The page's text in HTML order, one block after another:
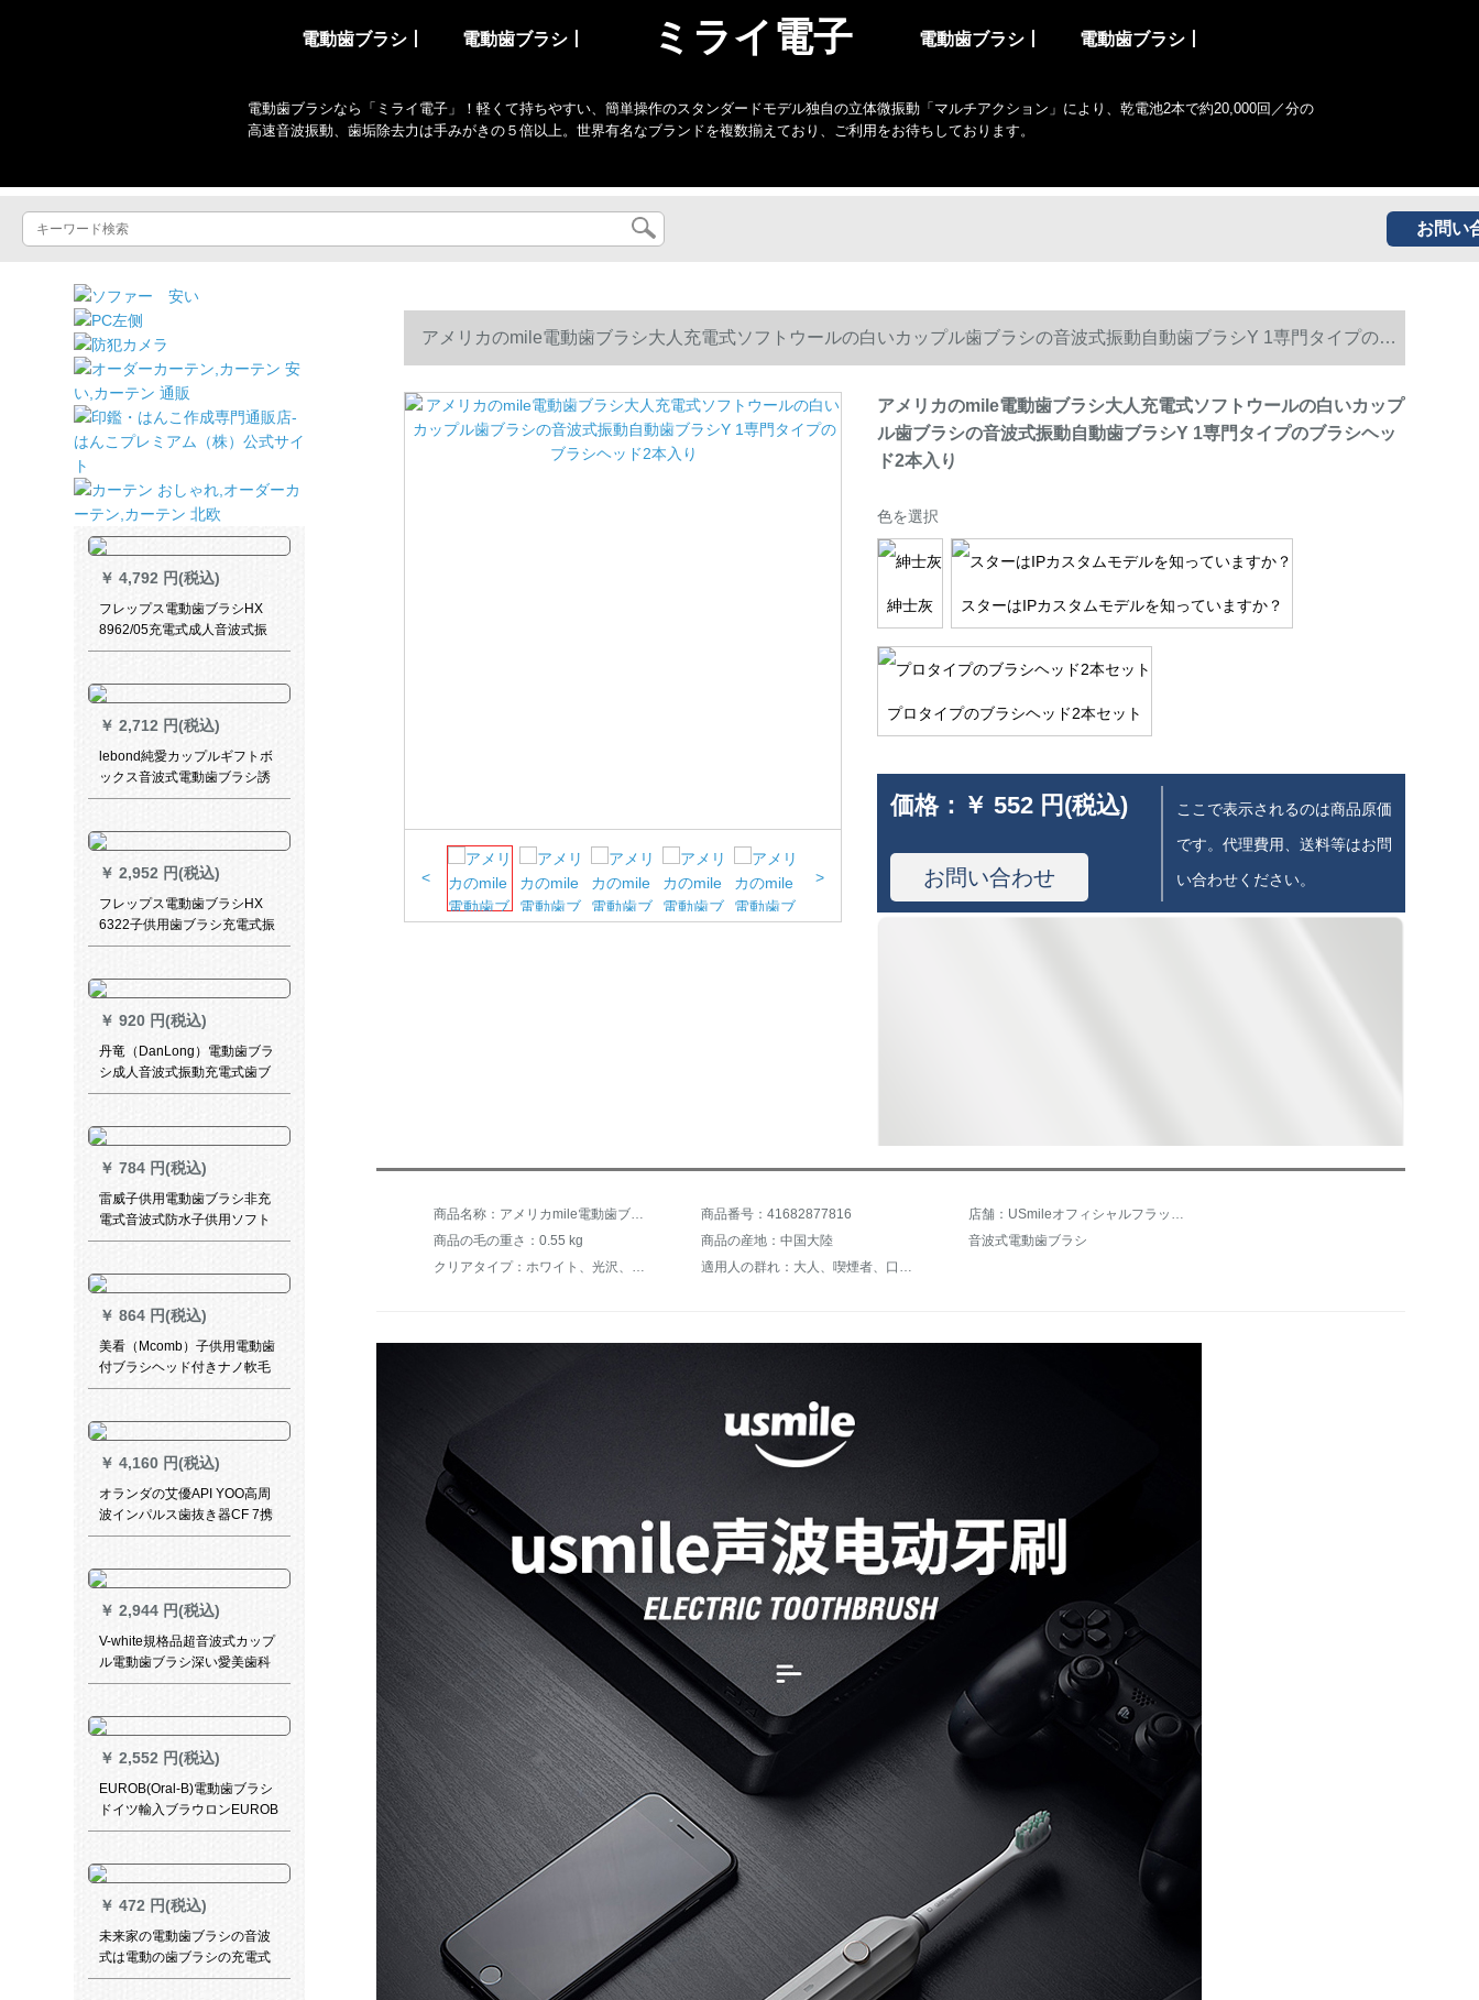
電動歯ブラシ丨 電動歯ブラシ丨 ミライ電子 電動歯ブラシ丨 電動歯ブラシ丨
電動歯ブラシなら「ミライ電子」！軽くて持ちやすい、簡単操作のスタンダードモデル独自の立体微振動「マルチアクション」により、乾電池2本で約20,000回／分の
高速音波振動、歯垢除去力は手みがきの５倍以上。世界有名なブランドを複数揃えており、ご利用をお待ちしております。
お問い
￥ 4,792 円(税込)
フレップス電動歯ブラシHX
8962/05充電式成人音波式振
動自動歯ブラシ(HX 6730バー
￥ 2,712 円(税込)
lebond純愛カップルギフトボ
ックス音波式電動歯ブラシ誘
導式充電2本セット
￥ 2,952 円(税込)
フレップス電動歯ブラシHX
6322子供用歯ブラシ充電式振
動式電動歯ブラシスマート音
6322/04標準Bluetooth版
￥ 920 円(税込)
丹竜（DanLong）電動歯ブラ
シ成人音波式振動充電式歯ブ
ラシソフト毛カップル自動歯
ーブルー配合（1個買うと1+4
￥ 784 円(税込)
雷威子供用電動歯ブラシ非充
電式音波式防水子供用ソフト
歯ブラシ3-6-12歳RL-314充電
ラシ）
￥ 864 円(税込)
美看（Mcomb）子供用電動歯
付ブラシヘッド付きナノ軟毛
包ゴムブラシはMcomb U子供
りです。
￥ 4,160 円(税込)
オランダの艾優API YOO高周
波インパルス歯抜き器CF 7携
帯用水歯並び家庭用衛生器電
用タイプ
￥ 2,944 円(税込)
V-white規格品超音波式カップ
ル電動歯ブラシ深い愛美歯科
器怠け者防水充電式子供全自
腔清洁器インテリジェント音
￥ 2,552 円(税込)
EUROB(Oral-B)電動歯ブラシ
ドイツ輸入ブラウロンEUROB
成人3 D音波式電動歯ブラシ重
シP 2000桜粉
￥ 472 円(税込)
未来家の電動歯ブラシの音波
式は電動の歯ブラシの充電式
の歯ブラシの防水型を感知し
アメリカのmile電動歯ブラシ大人充電式ソフトウールの白いカップル歯ブラシの音波式振動自動歯ブラシY 1専門タイプのブ
ラシヘッド2本入り
< >
アメリカのmile電動歯ブラシ大人充電式ソフトウールの白いカップ
ル歯ブラシの音波式振動自動歯ブラシY 1専門タイプのブラシヘッ
ド2本入り
色を選択
紳士灰 スターはIPカスタムモデルを知っていますか？
プロタイプのブラシヘッド2本セット
価格： ￥ 552 円(税込)
お問い合わせ
ここで表示されるのは商品原価
です。代理費用、送料等はお問
い合わせください。
商品名称：アメリカmile電動歯ブラシ大人充電式純白カップル歯ブラシ音波振動式自動歯ブラシY 1専門タイプブラシヘッド2本セット 商品番号：41682877816
店舗：USmileオフィシャルフラッグシップショップ
商品の毛の重さ：0.55 kg
商品の産地：中国大陸
音波式電動歯ブラシ
クリアタイプ：ホワイト、光沢、敏感、清潔、歯茎ケア
適用人の群れ：大人、喫煙者、口腔敏感人、携帯旅行